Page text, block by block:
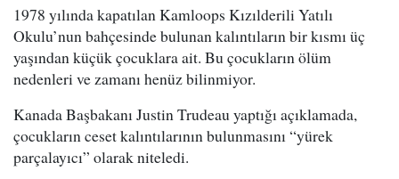
1978 yılında kapatılan Kamloops Kızılderili Yatılı
Okulu’nun bahçesinde bulunan kalıntıların bir kısmı üç
yaşından küçük çocuklara ait. Bu çocukların ölüm
nedenleri ve zamanı henüz bilinmiyor.
Kanada Başbakanı Justin Trudeau yaptığı açıklamada,
çocukların ceset kalıntılarının bulunmasını “yürek
parçalayıcı” olarak niteledi.